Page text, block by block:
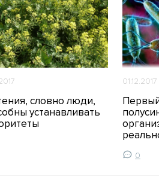
словно люди,
устанавливать
01.12.2017
0